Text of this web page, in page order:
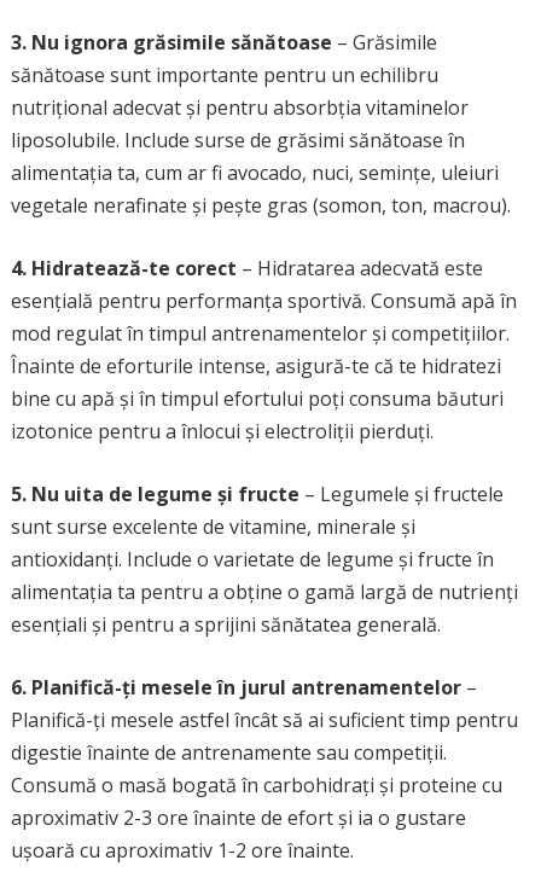
3. Nu ignora grăsimile sănătoase – Grăsimile
sănătoase sunt importante pentru un echilibru
nutrițional adecvat și pentru absorbția vitaminelor
liposolubile. Include surse de grăsimi sănătoase în
alimentația ta, cum ar fi avocado, nuci, semințe, uleiuri
vegetale nerafinate și pește gras (somon, ton, macrou).
4. Hidratează-te corect – Hidratarea adecvată este
esențială pentru performanța sportivă. Consumă apă în
mod regulat în timpul antrenamentelor și competițiilor.
Înainte de eforturile intense, asigură-te că te hidratezi
bine cu apă și în timpul efortului poți consuma băuturi
izotonice pentru a înlocui și electroliții pierduți.
5. Nu uita de legume și fructe – Legumele și fructele
sunt surse excelente de vitamine, minerale și
antioxidanți. Include o varietate de legume și fructe în
alimentația ta pentru a obține o gamă largă de nutrienți
esențiali și pentru a sprijini sănătatea generală.
6. Planifică-ți mesele în jurul antrenamentelor–
Planifică-ți mesele astfel încât să ai suficient timp pentru
digestie înainte de antrenamente sau competiții.
Consumă o masă bogată în carbohidrați și proteine cu
aproximativ 2-3 ore înainte de efort și ia o gustare
ușoară cu aproximativ 1-2 ore înainte.